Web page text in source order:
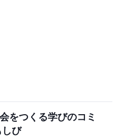
をつくる学びのコミ
び